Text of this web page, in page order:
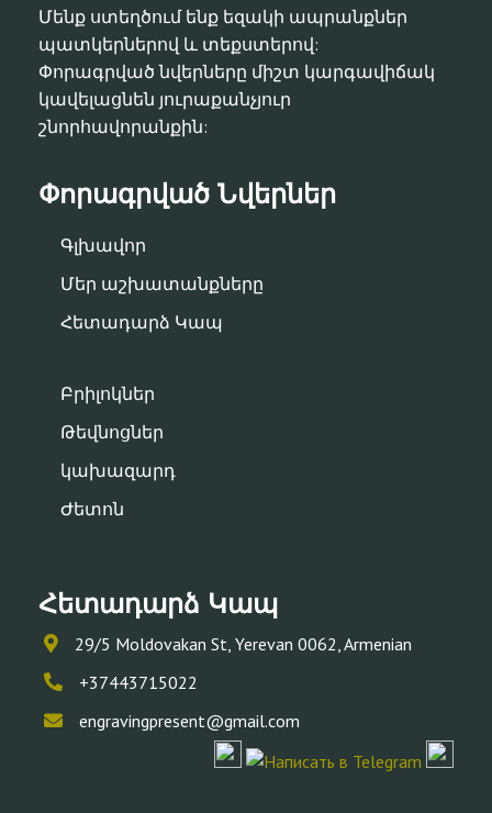
Մենք ստեղծում ենք եզակի ապրանքներ
պատկերներով և տեքստերով:
Փորագրված նվերները միշտ կարգավիճակ
կավելացնեն յուրաքանչյուր
շնորհավորանքին:
Փորագրված Նվերներ
Գլխավոր
Մեր աշխատանքները
Հետադարձ Կապ
Բրիլոկներ
Թեվնոցներ
կախազարդ
Ժետոն
Հետադարձ Կապ
29/5 Moldovakan St, Yerevan 0062, Armenian
+37443715022
engravingpresent@gmail.com